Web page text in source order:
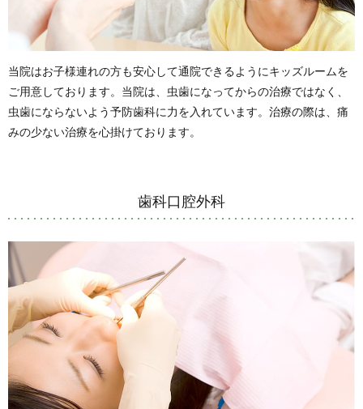
当院はお子様連れの方も安心して通院できるようにキッズルームを
ご用意しております。当院は、虫歯になってからの治療ではなく、
虫歯にならないよう予防歯科に力を入れています。治療の際は、痛
みの少ない治療を心掛けております。
歯科口腔外科